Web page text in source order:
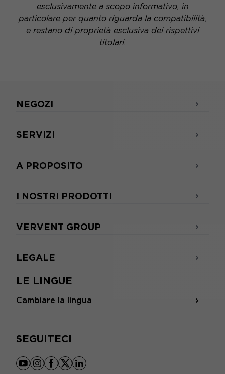
esclusivamente a scopo informativo, in
particolare per quanto riguarda la compatibilità,
e restano di proprietà esclusiva dei rispettivi
titolari.
LE LINGUE
Cambiare la lingua
SEGUITECI
youtube
instagram
facebook
x linkedin
NEGOZI
SERVIZI
A PROPOSITO
I NOSTRI PRODOTTI
VERVENT GROUP
LEGALE